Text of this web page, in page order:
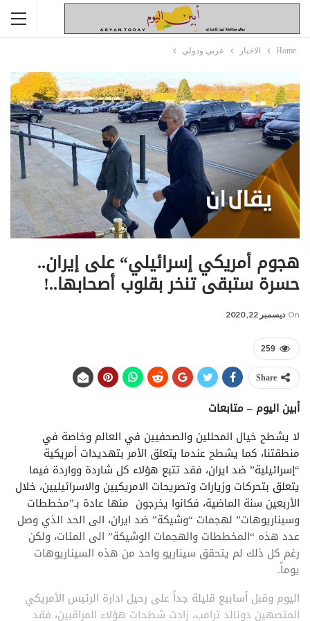
Home الاخبار عربي ودولي
هجوم أمريكي إسرائيلي“ على إيران..
حسرة ستبقى تنخر بقلوب أصحابها..!
On ديسمبر 22, 2020
259
Share
أبين اليوم – متابعات
لا يشطح خيال المحللين والصحفيين في العالم وخاصة في
منطقتنا، كما يشطح عندما يتعلق الأمر بتهديدات أمريكية
“إسرائيلية” ضد ايران، فقد تتبع هؤلاء كل شاردة وواردة فيما
يتعلق بتحركات وزيارات وتصريحات الامريكيين والاسرائيليين، خلال
الأربعين سنة الماضية، فكانوا يخرجون منها عادة بـ”مخططات
وسيناريوهات” لهجمات “وشيكة” ضد ايران، الى الحد الذي وصل
عدد هذه “المخططات والهجمات الوشيكة” الى المئات، ولكن
رغم كل ذلك لم يتحقق سيناريو واحد من هذه السيناريوهات
يوماً.
اليوم وقبل أسابيع قليلة جداً على رحيل ادارة الرئيس الأمريكي
المتصهين دونالد ترامب، زادت شطحات هؤلاء المراقبين، فقد